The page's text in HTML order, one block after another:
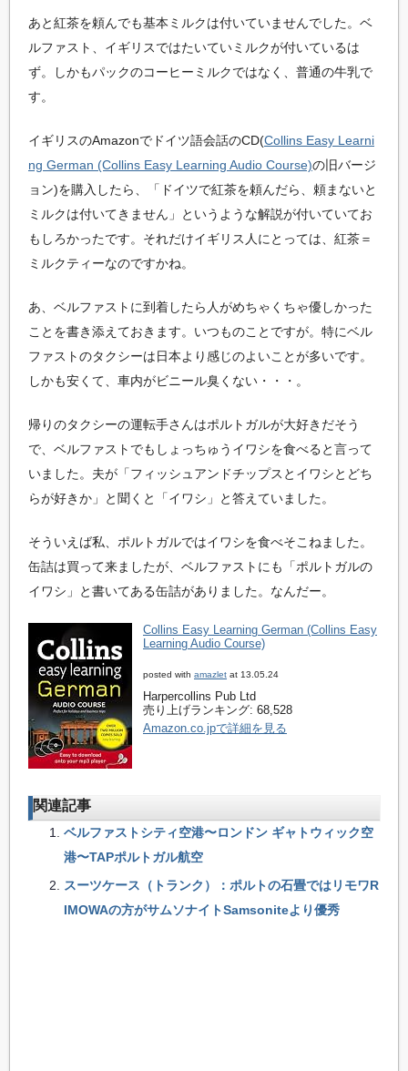
あと紅茶を頼んでも基本ミルクは付いていませんでした。ベ
ルファスト、イギリスではたいていミルクが付いているは
ず。しかもパックのコーヒーミルクではなく、普通の牛乳で
す。
イギリスのAmazonでドイツ語会話のCD(Collins Easy Learni
ng German (Collins Easy Learning Audio Course)の旧バージ
ョン)を購入したら、「ドイツで紅茶を頼んだら、頼まないと
ミルクは付いてきません」というような解説が付いていてお
もしろかったです。それだけイギリス人にとっては、紅茶＝
ミルクティーなのですかね。
あ、ベルファストに到着したら人がめちゃくちゃ優しかった
ことを書き添えておきます。いつものことですが。特にベル
ファストのタクシーは日本より感じのよいことが多いです。
しかも安くて、車内がビニール臭くない・・・。
帰りのタクシーの運転手さんはポルトガルが大好きだそう
で、ベルファストでもしょっちゅうイワシを食べると言って
いました。夫が「フィッシュアンドチップスとイワシとどち
らが好きか」と聞くと「イワシ」と答えていました。
そういえば私、ポルトガルではイワシを食べそこねました。
缶詰は買って来ましたが、ベルファストにも「ポルトガルの
イワシ」と書いてある缶詰がありました。なんだー。
Collins Easy Learning German (Collins Easy
Learning Audio Course)
posted with amazlet at 13.05.24
Harpercollins Pub Ltd
売り上げランキング: 68,528
Amazon.co.jpで詳細を見る
関連記事
ベルファストシティ空港〜ロンドン ギャトウィック空
港〜TAPポルトガル航空
スーツケース（トランク）：ポルトの石畳ではリモワR
IMOWAの方がサムソナイトSamsoniteより優秀